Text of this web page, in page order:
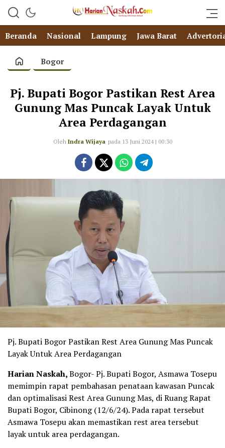
Beranda Nasional Lampung Jawa Barat
Bogor
Pj. Bupati Bogor Pastikan Rest Area
Gunung Mas Puncak Layak Untuk
Area Perdagangan
Oleh Indra Wijaya pada 13 Juni 2024 | 00:30
Pj. Bupati Bogor Pastikan Rest Area Gunung Mas Puncak
Layak Untuk Area Perdagangan
Harian Naskah,Bogor- Pj. Bupati Bogor, Asmawa Tosepu
memimpin rapat pembahasan penataan kawasan Puncak
dan optimalisasi Rest Area Gunung Mas, di Ruang Rapat
Bupati Bogor, Cibinong (12/6/24). Pada rapat tersebut
Asmawa Tosepu akan memastikan rest area tersebut
layak untuk area perdagangan.